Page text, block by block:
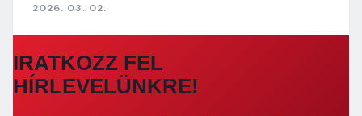
2026. 03. 02.
IRATKOZZ FEL
HÍRLEVELÜNKRE!